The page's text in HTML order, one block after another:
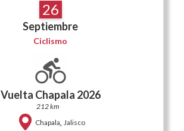
26
Septiembre
Ciclismo
Vuelta Chapala 2026
212 km
Chapala, Jalisco